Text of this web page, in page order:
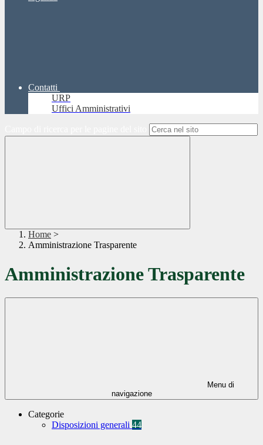
Contatti
URP
Uffici Amministrativi
Home >
Amministrazione Trasparente
Amministrazione Trasparente
Menu di
navigazione
Categorie
Disposizioni generali 44